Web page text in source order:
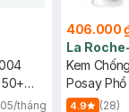
tháng
406.000
La
Kem
Posay
Kiềm Dầu
4.9 (28)